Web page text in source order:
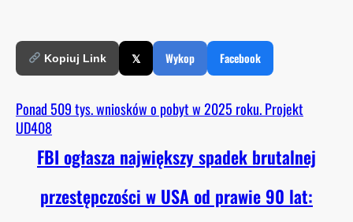
Kopiuj Link 𝕏 Wykop Facebook
Ponad 509 tys. wniosków o pobyt w 2025 roku. Projekt
UD408
FBI ogłasza największy spadek brutalnej
przestępczości w USA od prawie 90 lat: